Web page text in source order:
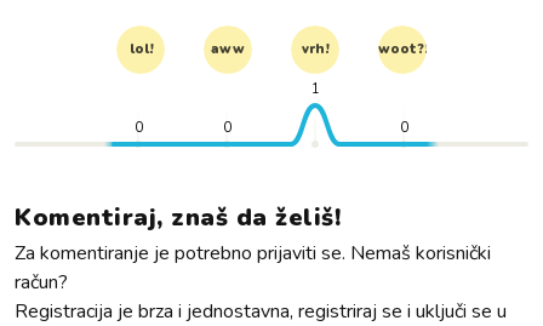
lol! aww vrh! woot?!
0 0
1
0
Komentiraj, znaš da želiš!
Za komentiranje je potrebno prijaviti se. Nemaš korisnički
račun?
Registracija je brza i jednostavna, registriraj se i uključi se u